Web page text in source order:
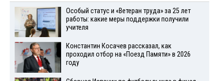
Особый статус и «Ветеран труда» за 25 лет
работы: какие меры поддержки получили
учителя
Константин Косачев рассказал, как
проходил отбор на «Поезд Памяти» в 2026
году